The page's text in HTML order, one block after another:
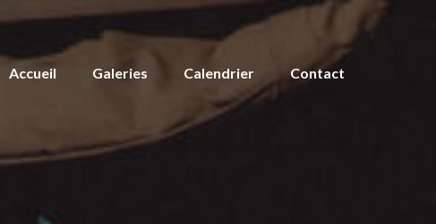
Accueil Galeries Calendrier Contact